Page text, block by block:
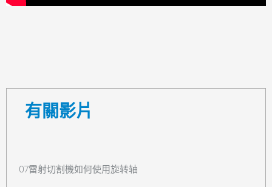
有關影片
07雷射切割機如何使用旋转轴